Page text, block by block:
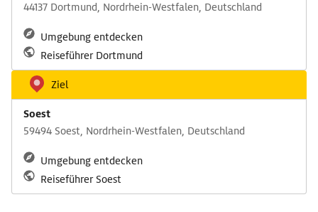
44137 Dortmund, Nordrhein-Westfalen, Deutschland
Umgebung entdecken
Reiseführer Dortmund
Ziel
Soest
59494 Soest, Nordrhein-Westfalen, Deutschland
Umgebung entdecken
Reiseführer Soest